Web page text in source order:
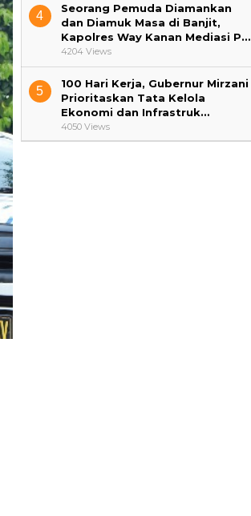
4
Seorang Pemuda Diamankan
dan Diamuk Masa di Banjit,
Kapolres Way Kanan Mediasi P…
4204 Views
5
100 Hari Kerja, Gubernur Mirzani
Prioritaskan Tata Kelola
Ekonomi dan Infrastruk…
4050 Views